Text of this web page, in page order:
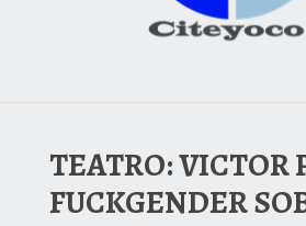
TEATRO: VICTOR
FUCKGENDER